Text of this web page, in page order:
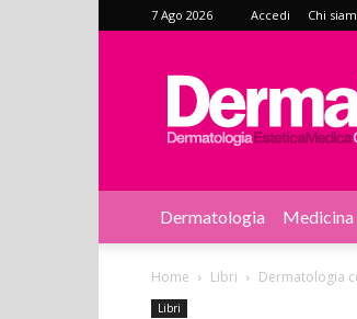
7 Ago 2026 Accedi Chi
Dermatologia Medicina
Home Libri Dermatologia
Libri